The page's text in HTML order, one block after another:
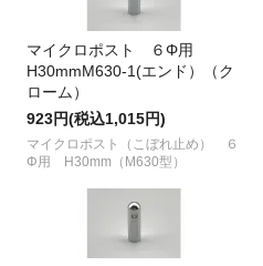
マイクロポスト ６Φ用
H30mmM630-1(エンド）（ク
ローム）
923円(税込1,015円)
マイクロポスト（こぼれ止め） ６
Φ用 H30mm（M630型）